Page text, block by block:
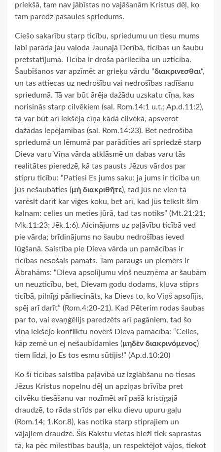
priekšā, tam nav jābīstas no vajāšanām Kristus dēļ, ko
tam paredz pasaules spriedums.
Ciešo sakarību starp ticību, spriedumu un tiesu mums
labi parāda jau valoda Jaunajā Derībā, ticības un šaubu
pretstatījumā. Ticība ir droša pārliecība un uzticība.
Šaubīšanos var apzīmēt ar grieķu vārdu “διακρινεσθαι“,
un tas attiecas uz nedrošību vai nedrošības radīšanu
spriedumā. Tā var būt ārēja dažādu uzskatu cīņa, kas
norisinās starp cilvēkiem (sal. Rom.14:1 u.t.; Ap.d.11:2),
tā var būt arī iekšēja cīņa kādā cilvēkā, apsverot
dažādas iepējamības (sal. Rom.14:23). Bet nedrošība
spriedumā un lēmumā par parādīties arī spriedzē starp
Dieva varu Viņa vārda atklāsmē un dabas varu tās
realitātes pieredzē, kā tas pausts Jēzus vārdos par
stipru ticību: “Patiesi Es jums saku: ja jums ir ticība un
jūs nešaubāties (μὴ διακριθῆτε), tad jūs ne vien tā
varēsit darīt kar vīģes koku, bet arī, kad jūs teiksit šim
kalnam: celies un meties jūrā, tad tas notiks” (Mt.21:21;
Mk.11:23; Jēk.1:6). Aicinājums uz paļāvību ticībā ved
pie vārda; brīdinājums no šaubu nedrošības ieved
lūgšanā. Saistība pie Dieva vārda un pamācības ir
ticības nesošais pamats. Tam paraugs un piemērs ir
Ābrahāms: “Dieva apsolījumu viņš neuzņēma ar šaubām
un neuzticību, bet, Dievam godu dodams, kļuva stiprs
ticībā, pilnīgi pārliecināts, ka Dievs to, ko Viņš apsolījis,
spēj arī darīt” (Rom.4:20-21). Kad Pēterim rodas šaubas
par to, vai evaņģēlijs paredzēts arī pagāniem, tad šo
viņa iekšējo konfliktu novērš Dieva pamācība: “Celies,
kāp zemē un ej nešaubīdamies (μηδὲν διακρινόμενος)
tiem līdzi, jo Es tos esmu sūtījis!” (Ap.d.10:20)
Ko šī ticības saistība paļāvībā uz izglābšanu no tiesas
Jēzus Kristus nopelnu dēļ un apziņas brīvība pret
cilvēku tiesāšanu var nozīmēt arī pašā kristīgajā
draudzē, to rāda strīds par elku dievu upuru gaļu
(Rom.14; 1.Kor.8), kas notika starp stiprajiem un
vājajiem draudzē. Šīs Rakstu vietas bieži tiek saprastas
tā, ka pēc mīlestības baušļa, un respektējot vājos, tiekot